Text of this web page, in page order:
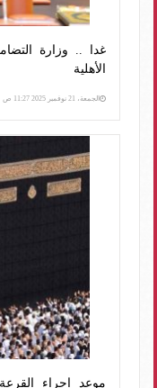
غدا .. وزارة
الأهلية
الجمعة، 21 نوفمبر 2025 11:27 ص
موعد إجراء القرعة